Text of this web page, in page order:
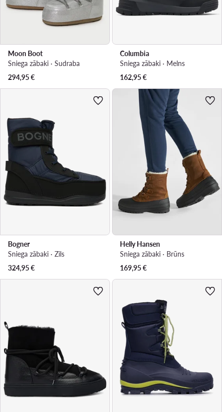
Moon Boot
Sniega zābaki · Sudraba
294,95€
Columbia
Sniega zābaki · Melns
162,95€
Bogner
Sniega zābaki · Zils
324,95€
Helly Hansen
Sniega zābaki · Brūns
169,95€